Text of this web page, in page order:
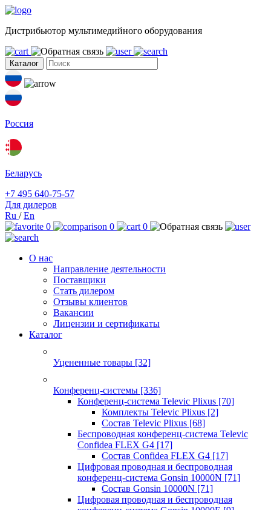
Дистрибьютор мультимедийного оборудования
Каталог
Россия
Беларусь
+7 495 640-75-57
Для дилеров
Ru /En
0
0 0
О нас
Направление деятельности
Поставщики
Стать дилером
Отзывы клиентов
Вакансии
Лицензии и сертификаты
Каталог
Уцененные товары [32]
Конференц-системы [336]
Конференц-система Televic Plixus [70]
Комплекты Televic Plixus [2]
Состав Televic Plixus [68]
Беспроводная конференц-система Televic
Confidea FLEX G4 [17]
Состав Confidea FLEX G4 [17]
Цифровая проводная и беспроводная
конференц-система Gonsin 10000N [71]
Состав Gonsin 10000N [71]
Цифровая проводная и беспроводная